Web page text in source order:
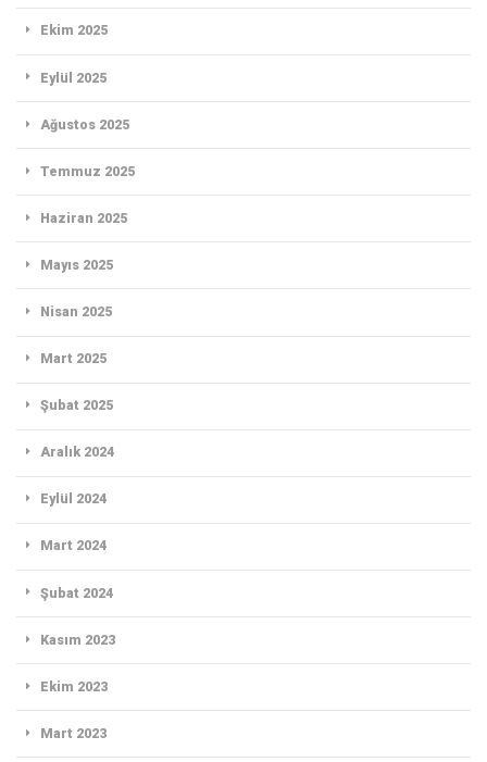
Ekim 2025
Eylül 2025
Ağustos 2025
Temmuz 2025
Haziran 2025
Mayıs 2025
Nisan 2025
Mart 2025
Şubat 2025
Aralık 2024
Eylül 2024
Mart 2024
Şubat 2024
Kasım 2023
Ekim 2023
Mart 2023